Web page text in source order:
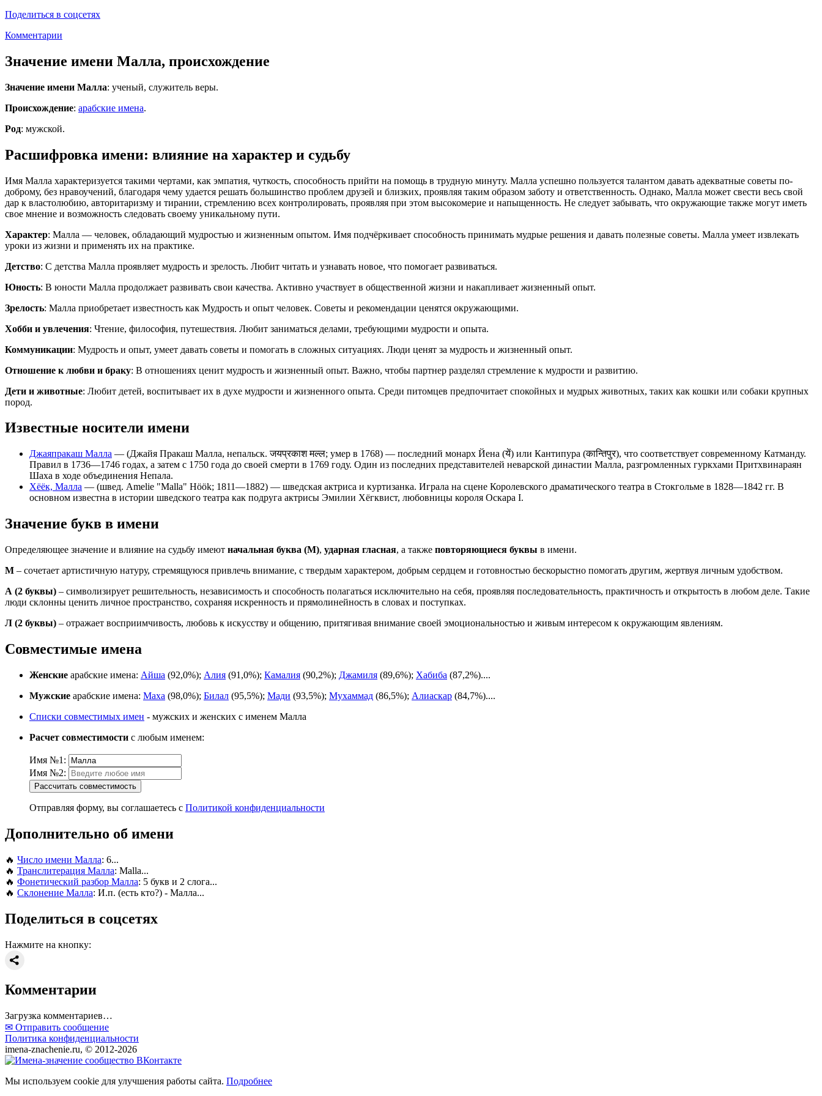
Поделиться в соцсетях
Комментарии
Значение имени Малла, происхождение
Значение имени Малла: ученый, служитель веры.
Происхождение: арабские имена.
Род: мужской.
Расшифровка имени: влияние на характер и судьбу
Имя Малла характеризуется такими чертами, как эмпатия, чуткость, способность прийти на помощь в трудную минуту. Малла успешно пользуется талантом давать адекватные советы по-
доброму, без нравоучений, благодаря чему удается решать большинство проблем друзей и близких, проявляя таким образом заботу и ответственность. Однако, Малла может свести весь свой
дар к властолюбию, авторитаризму и тирании, стремлению всех контролировать, проявляя при этом высокомерие и напыщенность. Не следует забывать, что окружающие также могут иметь
свое мнение и возможность следовать своему уникальному пути.
Характер: Малла — человек, обладающий мудростью и жизненным опытом. Имя подчёркивает способность принимать мудрые решения и давать полезные советы. Малла умеет извлекать
уроки из жизни и применять их на практике.
Детство: С детства Малла проявляет мудрость и зрелость. Любит читать и узнавать новое, что помогает развиваться.
Юность: В юности Малла продолжает развивать свои качества. Активно участвует в общественной жизни и накапливает жизненный опыт.
Зрелость: Малла приобретает известность как Мудрость и опыт человек. Советы и рекомендации ценятся окружающими.
Хобби и увлечения: Чтение, философия, путешествия. Любит заниматься делами, требующими мудрости и опыта.
Коммуникации: Мудрость и опыт, умеет давать советы и помогать в сложных ситуациях. Люди ценят за мудрость и жизненный опыт.
Отношение к любви и браку: В отношениях ценит мудрость и жизненный опыт. Важно, чтобы партнер разделял стремление к мудрости и развитию.
Дети и животные: Любит детей, воспитывает их в духе мудрости и жизненного опыта. Среди питомцев предпочитает спокойных и мудрых животных, таких как кошки или собаки крупных
пород.
Известные носители имени
Джаяпракаш Малла — (Джайя Пракаш Малла, непальск. जयप्रकाश मल्ल; умер в 1768) — последний монарх Йена (यें) или Кантипура (कान्तिपुर), что соответствует современному Катманду.
Правил в 1736—1746 годах, а затем с 1750 года до своей смерти в 1769 году. Один из последних представителей неварской династии Малла, разгромленных гуркхами Притхвинараян
Шаха в ходе объединения Непала.
Хёёк, Малла — (швед. Amelie "Malla" Höök; 1811―1882) ― шведская актриса и куртизанка. Играла на сцене Королевского драматического театра в Стокгольме в 1828―1842 гг. В
основном известна в истории шведского театра как подруга актрисы Эмилии Хёгквист, любовницы короля Оскара I.
Значение букв в имени
Определяющее значение и влияние на судьбу имеют начальная буква (М), ударная гласная, а также повторяющиеся буквы в имени.
М – сочетает артистичную натуру, стремящуюся привлечь внимание, с твердым характером, добрым сердцем и готовностью бескорыстно помогать другим, жертвуя личным удобством.
А (2 буквы) – символизирует решительность, независимость и способность полагаться исключительно на себя, проявляя последовательность, практичность и открытость в любом деле. Такие
люди склонны ценить личное пространство, сохраняя искренность и прямолинейность в словах и поступках.
Л (2 буквы) – отражает восприимчивость, любовь к искусству и общению, притягивая внимание своей эмоциональностью и живым интересом к окружающим явлениям.
Совместимые имена
Женские арабские имена: Айша (92,0%); Алия (91,0%); Камалия (90,2%); Джамиля (89,6%); Хабиба (87,2%)....
Мужские арабские имена: Маха (98,0%); Билал (95,5%); Мади (93,5%); Мухаммад (86,5%); Алиаскар (84,7%)....
Списки совместимых имен - мужских и женских с именем Малла
Расчет совместимости с любым именем:
Имя №1:
Имя №2:
Рассчитать совместимость
Отправляя форму, вы соглашаетесь с Политикой конфиденциальности
Дополнительно об имени
🔥 Число имени Малла: 6...
🔥 Транслитерация Малла: Malla...
🔥 Фонетический разбор Малла: 5 букв и 2 слога...
🔥 Склонение Малла: И.п. (есть кто?) - Малла...
Поделиться в соцсетях
Нажмите на кнопку:
Комментарии
Загрузка комментариев…
✉ Отправить сообщение
Политика конфиденциальности
imena-znachenie.ru, © 2012-2026
Мы используем cookie для улучшения работы сайта. Подробнее